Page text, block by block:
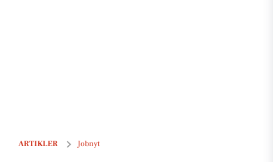
ARTIKLER Jobnyt
Bliv sygeplejerske i det lungemedicinske ambulatorium på Gentofte